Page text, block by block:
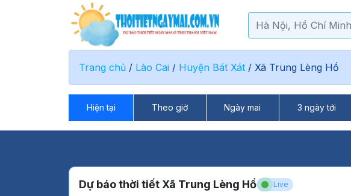
Trang chủ / Lào Cai / Huyện Bát Xát / Xã Trung Lèng Hồ
Hiện tại Theo giờ Ngày mai 3 ngày tới
Dự báo thời tiết Xã Trung Lèng Hồ Live